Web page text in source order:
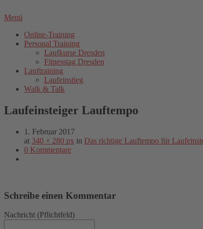
Menü
Online-Training
Personal Training
Laufkurse Dresden
Fitnesstag Dresden
Lauftraining
Laufeinstieg
Walk & Talk
Laufeinsteiger Lauftempo
1. Februar 2017
at 340 × 280 px in Das richtige Lauftempo für
0 Kommentare
Schreibe einen Kommentar
Nachricht (Pflichtfeld)